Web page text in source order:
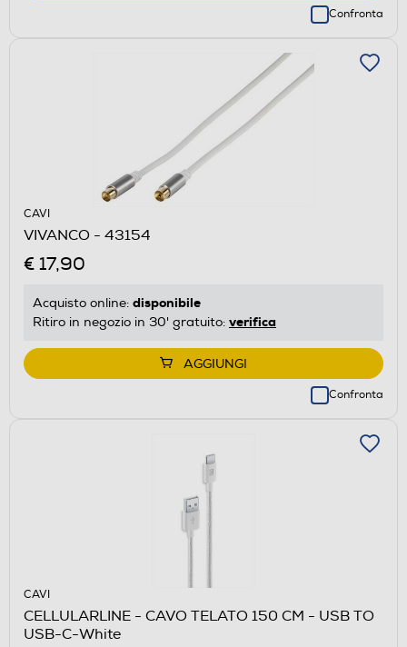
Confronta
CAVI
VIVANCO - 43154
€ 17,90
Acquisto online: disponibile
Ritiro in negozio in 30' gratuito: verifica
AGGIUNGI
Confronta
CAVI
CELLULARLINE - CAVO TELATO 150 CM - USB TO
USB-C-White